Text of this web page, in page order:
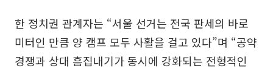
한 정치권 관계자는 “서울 선거는 전국 판세의 바로
미터인 만큼 양 캠프 모두 사활을 걸고 있다”며 “공약
경쟁과 상대 흠집내기가 동시에 강화되는 전형적인